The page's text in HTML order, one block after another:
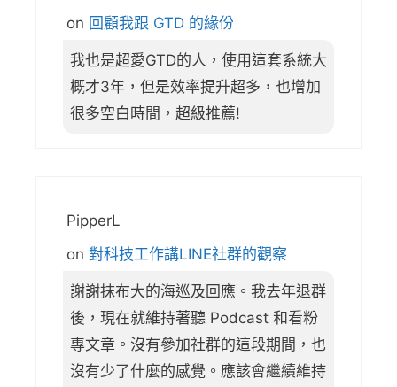
on 回顧我跟 GTD 的緣份
我也是超愛GTD的人，使用這套系統大
概才3年，但是效率提升超多，也增加
很多空白時間，超級推薦!
PipperL
on 對科技工作講LINE社群的觀察
謝謝抹布大的海巡及回應。我去年退群
後，現在就維持著聽 Podcast 和看粉
專文章。沒有參加社群的這段期間，也
沒有少了什麼的感覺。應該會繼續維持